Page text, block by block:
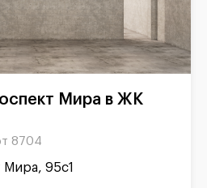
8704
Мира, 95с1